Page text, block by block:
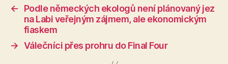
←
Podle německých ekologů není plánovaný jez
na Labi veřejným zájmem, ale ekonomickým
fiaskem
→ Válečníci přes prohru do Final Four